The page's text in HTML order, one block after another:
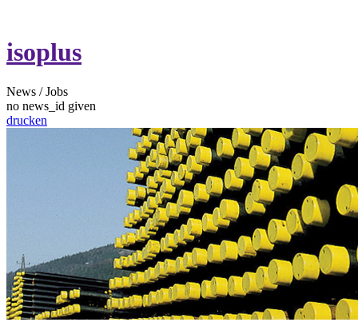
isoplus
News / Jobs
no news_id given
drucken